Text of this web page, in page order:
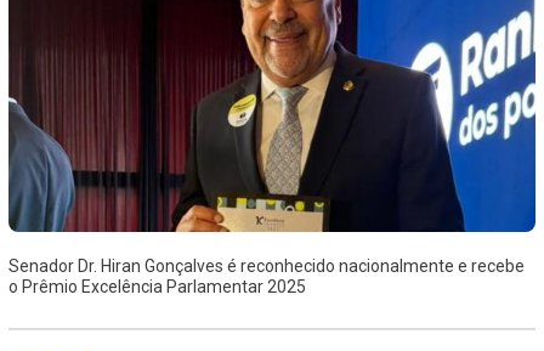
Senador Dr. Hiran Gonçalves é reconhecido nacionalmente e recebe
o Prêmio Excelência Parlamentar 2025